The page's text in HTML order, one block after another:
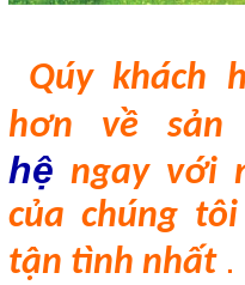
Qúy khách
hơn về sản
hệ ngay với
của chúng
tận tình nhất .